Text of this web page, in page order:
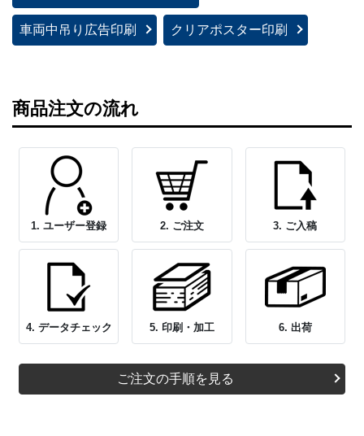
車両中吊り広告印刷 クリアポスター印刷
商品注文の流れ
1. ユーザー登録 2. ご注文 3. ご入稿
4. データチェック 5. 印刷・加工 6. 出荷
ご注文の手順を見る